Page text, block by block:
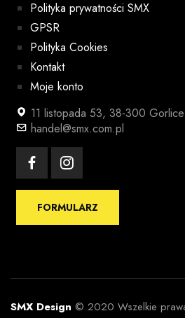
Polityka prywatności SMX
GPSR
Polityka Cookies
Kontakt
Moje konto
11 listopada 53, 38-300 Gorlice
handel@smx.com.pl
FORMULARZ
SMX Design © 2020 Wszelkie